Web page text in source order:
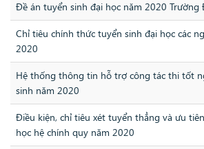
Đề án tuyển sinh đại học năm 2020 Trường
Chỉ tiêu chính thức tuyển sinh đại học các
2020
Hệ thống thông tin hỗ trợ công tác thi tốt
sinh năm 2020
Điều kiện, chỉ tiêu xét tuyển thẳng và ưu
học hệ chính quy năm 2020